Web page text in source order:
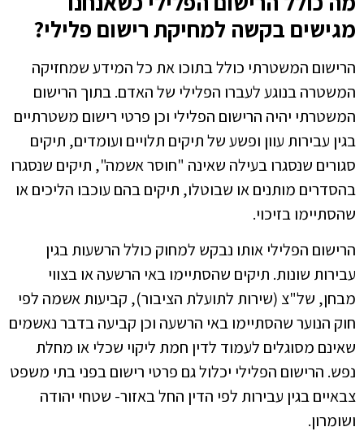
מגישים בקשה למחיקת רישום פלילי?
הרישום המשטרתי כולל בתוכו את כל המידע שמחזיקה
המשטרה בנוגע לעברו הפלילי של האדם. בתוך הרישום
המשטרתי יהיה הרישום הפלילי וכן פרטי רישום משטרתיים
בגין עבירות עוון ופשע של תיקים תלויים ועומדים, תיקים
סגורים שנסגרו בעילה שאינה "חוסר אשמה", תיקים שנסגרו
בהסדרים מותנים או שבוטלו, תיקים בהם עוכבו הליכים או
שהסתיימו בזיכוי.
הרישום הפלילי אותו נבקש למחוק כולל הרשעות בגין
עבירות שונות. תיקים שהסתיימו באי הרשעה או בצווי
מבחן, של"צ (שירות לתועלת הציבור), קביעות אשמה לפי
חוק הנוער שהסתיימו באי הרשעה וכן קביעה בדבר נאשמים
שאינם מסוגלים לעמוד לדין חמת ליקוי שכלי או מחלת
נפש. הרישום הפלילי יכלול גם פרטי רישום בפני בתי משפט
צבאיים בגין עבירות לפי הדין החל באזור- שטחי יהודה
ושומרון.